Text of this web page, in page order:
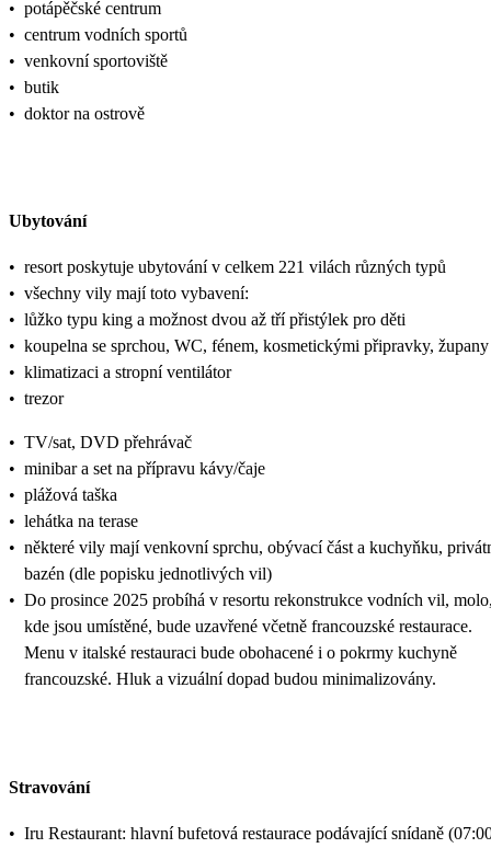
• potápěčské centrum
• centrum vodních sportů
• venkovní sportoviště
• butik
• doktor na ostrově
Ubytování
• resort poskytuje ubytování v celkem 221 vilách různých typů
• všechny vily mají toto vybavení:
• lůžko typu king a možnost dvou až tří přistýlek pro děti
• koupelna se sprchou, WC, fénem, kosmetickými připravky, župany
• klimatizaci a stropní ventilátor
• trezor
• TV/sat, DVD přehrávač
• minibar a set na přípravu kávy/čaje
• plážová taška
• lehátka na terase
• některé vily mají venkovní sprchu, obývací část a kuchyňku,
bazén (dle popisku jednotlivých vil)
• Do prosince 2025 probíhá v resortu rekonstrukce vodních vil,
kde jsou umístěné, bude uzavřené včetně francouzské restaurace.
Menu v italské restauraci bude obohacené i o pokrmy kuchyně
francouzské. Hluk a vizuální dopad budou minimalizovány.
Stravování
• Iru Restaurant: hlavní bufetová restaurace podávající snídaně